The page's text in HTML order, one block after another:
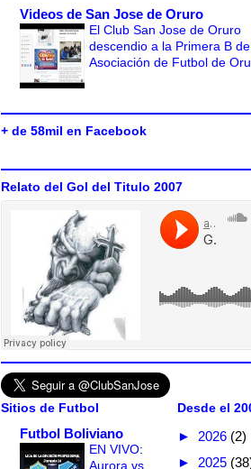
Videos de San Jose de Oruro
El Club San Jose de Oruro
descendio a la Primera B
Asociación de Futbol de
+ de 58mil en Facebook
Relato del Gol del Titulo 2007
Sitios de Futbol
Futbol Boliviano
EN VIVO:
Aurora vs
Desde el
► 2026 (2)
► 2025